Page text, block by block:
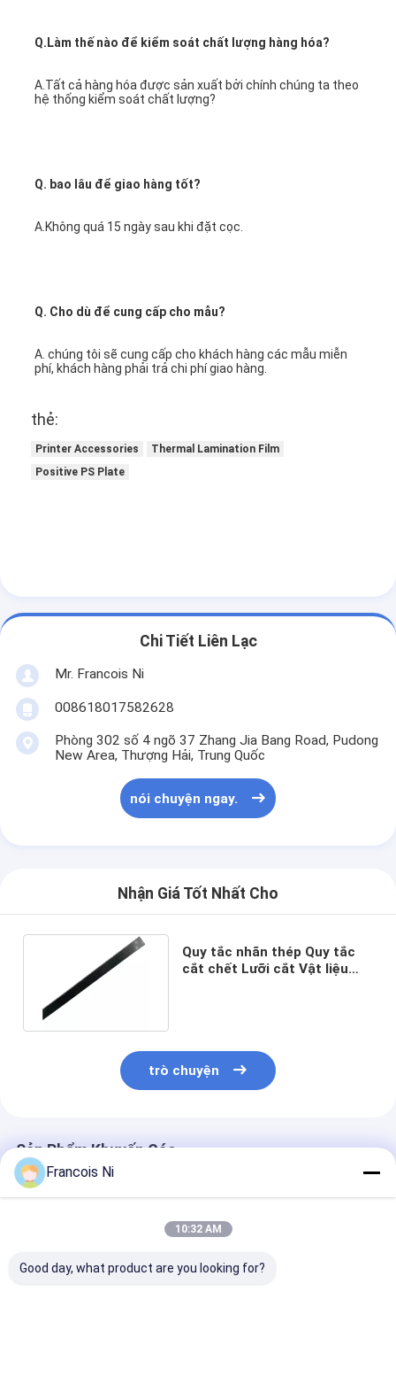
Q.Làm thế nào để kiểm soát chất lượng hàng hóa?
A.Tất cả hàng hóa được sản xuất bởi chính chúng ta theo
hệ thống kiểm soát chất lượng?
Q. bao lâu để giao hàng tốt?
A.Không quá 15 ngày sau khi đặt cọc.
Q. Cho dù để cung cấp cho mẫu?
A. chúng tôi sẽ cung cấp cho khách hàng các mẫu miễn
phí, khách hàng phải trả chi phí giao hàng.
thẻ:
Printer Accessories
Thermal Lamination Film
Positive PS Plate
Chi Tiết Liên Lạc
Mr. Francois Ni
008618017582628
Phòng 302 số 4 ngõ 37 Zhang Jia Bang Road, Pudong
New Area, Thượng Hải, Trung Quốc
nói chuyện ngay.
Nhận Giá Tốt Nhất Cho
Quy tắc nhãn thép Quy tắc
cắt chết Lưỡi cắt Vật liệu
trò chuyện
Sản Phẩm Khuyến Cáo
Francois Ni
10:32 AM
Good day, what product are you looking for?